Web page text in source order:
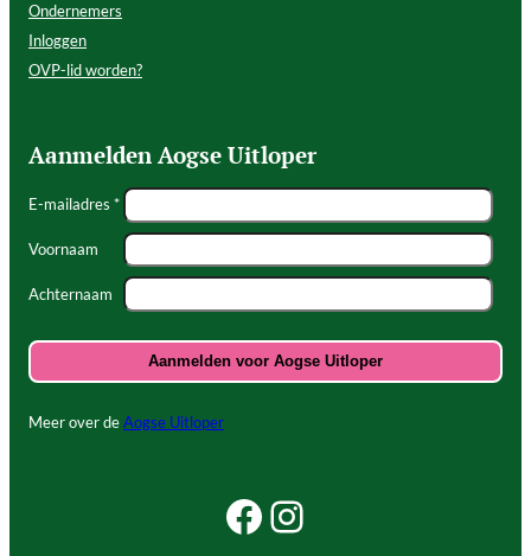
Ondernemers
Inloggen
OVP-lid worden?
Aanmelden Aogse Uitloper
E-mailadres *
Voornaam
Achternaam
Meer over deAogse Uitloper
Facebook Beleef Princenhage
Instagram Beleef Princenhage